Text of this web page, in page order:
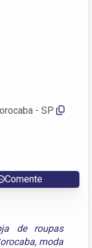
- SP
Comente
de roupas
, moda